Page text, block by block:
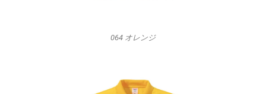
064 オレンジ